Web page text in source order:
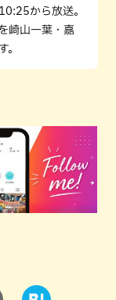
から放送。
崎山一葉・嘉
。